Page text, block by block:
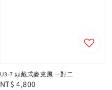
U3-7 頭戴式麥克風 一對二
Regular
NT$ 4,800